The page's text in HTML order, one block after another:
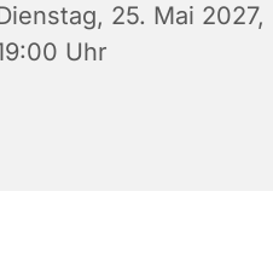
25. Mai 2027,
Uhr